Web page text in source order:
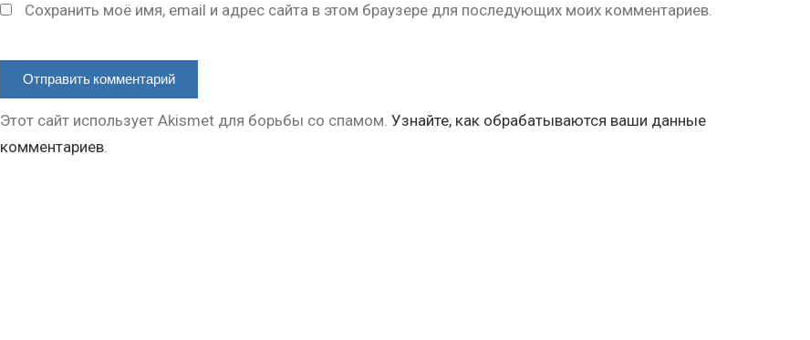
Сохранить моё имя, email и адрес сайта в этом браузере для последующих моих комментариев.
Этот сайт использует Akismet для борьбы со спамом. Узнайте, как обрабатываются ваши данные
комментариев.